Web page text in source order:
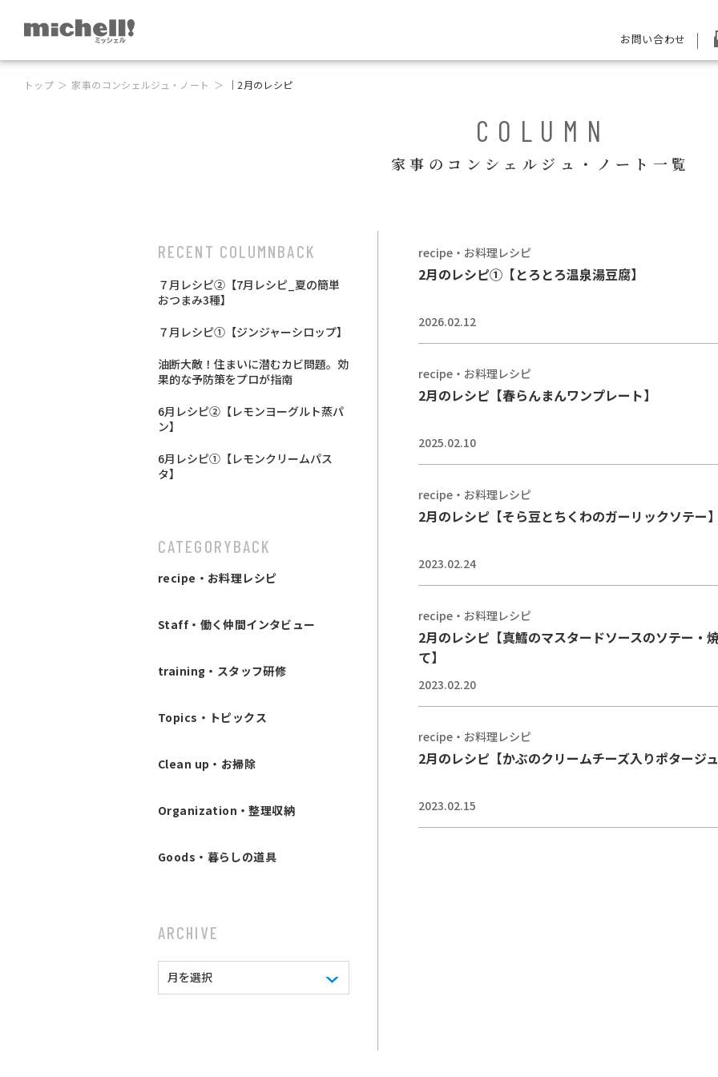
お問い合わせ
トップ 家事のコンシェルジュ・ノート ｜2月のレシピ
COLUMN
家事のコンシェルジュ・ノート一覧
recipe・お料理レシピ
2月のレシピ①【とろとろ温泉湯豆腐】
2026.02.12
recipe・お料理レシピ
2月のレシピ【春らんまんワンプレート】
2025.02.10
recipe・お料理レシピ
2月のレシピ【そら豆とちくわのガーリックソテー
2023.02.24
recipe・お料理レシピ
2月のレシピ【真鱈のマスタードソースのソテー・
て】
2023.02.20
recipe・お料理レシピ
2月のレシピ【かぶのクリームチーズ入りポタージ
2023.02.15
RECENT COLUMNBACK
７月レシピ②【7月レシピ_夏の簡単
おつまみ3種】
７月レシピ①【ジンジャーシロップ】
油断大敵！住まいに潜むカビ問題。効
果的な予防策をプロが指南
6月レシピ②【レモンヨーグルト蒸パ
ン】
6月レシピ①【レモンクリームパス
タ】
CATEGORYBACK
recipe・お料理レシピ
Staff・働く仲間インタビュー
training・スタッフ研修
Topics・トピックス
Clean up・お掃除
Organization・整理収納
Goods・暮らしの道具
ARCHIVE